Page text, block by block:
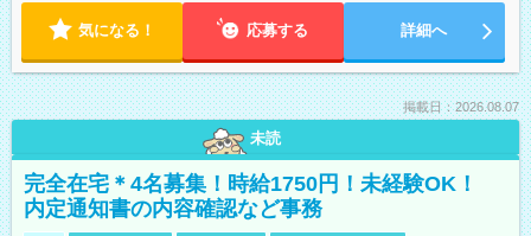
気になる！ 応募する 詳細へ
掲載日：2026.08.07
未読
完全在宅＊4名募集！時給1750円！未経験OK！
内定通知書の内容確認など事務